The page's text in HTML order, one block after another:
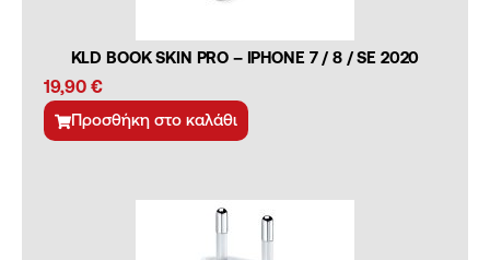
KLD BOOK SKIN PRO – IPHONE 7 / 8 / SE 2020
19,90 €
Προσθήκη στο καλάθι